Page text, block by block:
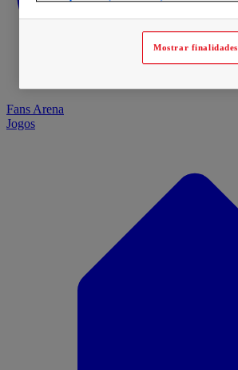
Fans Arena
Jogos
Mostrar finalidades